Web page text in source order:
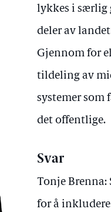
lykkes i særlig
deler av
Gjennom for
tildeling av
systemer som
det offentlige.
Svar
Tonje Brenna:
for å